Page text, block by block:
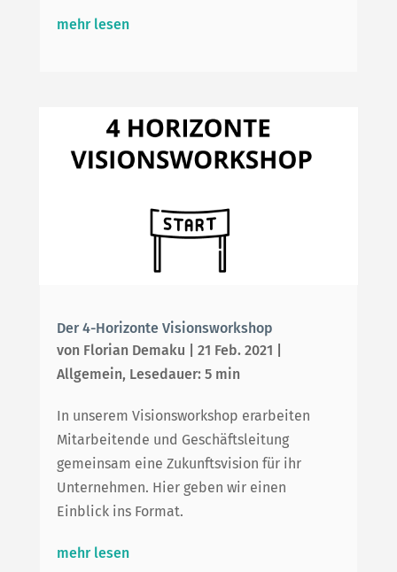
mehr lesen
Der 4-Horizonte Visionsworkshop
von Florian Demaku 21 Feb. 2021
Allgemein, Lesedauer: 5 min
In unserem Visionsworkshop erarbeiten
Mitarbeitende und Geschäftsleitung
gemeinsam eine Zukunftsvision für ihr
Unternehmen. Hier geben wir einen
Einblick ins Format.
mehr lesen